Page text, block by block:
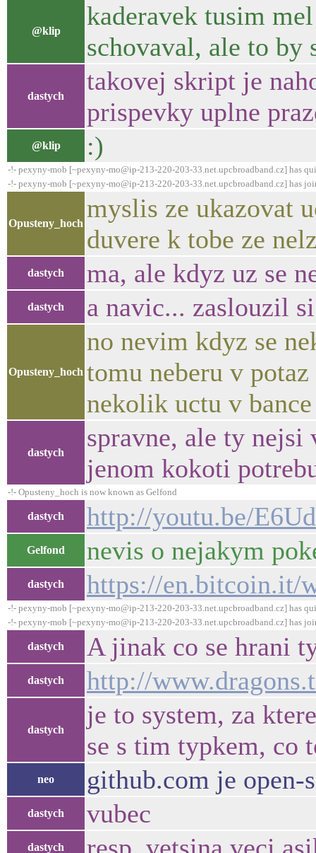
@klip
kaderavek tusim
schovaval, ale to
dastych
takovej skript je
prispevky uplne
@klip :)
-!- pexyny-mob [~pexyny-mo@ip-213-220-203-33.net.upcbroadband.cz] has
-!- pexyny-mob [~pexyny-mo@ip-213-220-203-33.net.upcbroadband.cz] has
Opusteny_hoch
myslis ze ukazovat
duvere k tobe ze
dastych ma, ale kdyz uz se
dastych a navic... zaslouzil
Opusteny_hoch
no nevim kdyz se
tomu neberu v
nekolik uctu v
dastych
spravne, ale ty
jenom kokoti
-!- Opusteny_hoch is now known as Gelfond
dastych http://youtu.be/
Gelfond nevis o nejakym
dastych https://en.bitcoin.it/
-!- pexyny-mob [~pexyny-mo@ip-213-220-203-33.net.upcbroadband.cz] has
-!- pexyny-mob [~pexyny-mo@ip-213-220-203-33.net.upcbroadband.cz] has
dastych A jinak co se hrani
dastych http://
dastych
je to system, za
se s tim typkem, co
neo github.com je open-
dastych vubec
dastych